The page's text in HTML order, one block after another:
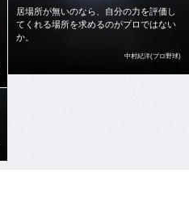
居場所が無いのなら、自分の力を評価し
てくれる場所を求めるのがプロではない
か。
中村紀洋(プロ野球)